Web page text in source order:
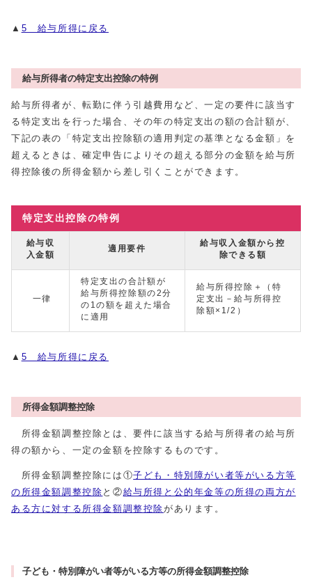
▲ 5 給与所得に戻る
給与所得者の特定支出控除の特例
給与所得者が、転勤に伴う引越費用など、一定の要件に該当す
る特定支出を行った場合、その年の特定支出の額の合計額が、
下記の表の「特定支出控除額の適用判定の基準となる金額」を
超えるときは、確定申告によりその超える部分の金額を給与所
得控除後の所得金額から差し引くことができます。
特定支出控除の特例
給与収
入金額
適用要件
給与収入金額から控
除できる額
一律
特定支出の合計額が
給与所得控除額の2分
の1の額を超えた場合
に適用
給与所得控除＋（特
定支出－給与所得控
除額×1/2）
▲ 5 給与所得に戻る
所得金額調整控除
所得金額調整控除とは、要件に該当する給与所得者の給与所
得の額から、一定の金額を控除するものです。
所得金額調整控除には①子ども・特別障がい者等がいる方等
の所得金額調整控除 と②給与所得と公的年金等の所得の両方が
ある方に対する所得金額調整控除があります。
子ども・特別障がい者等がいる方等の所得金額調整控除